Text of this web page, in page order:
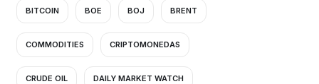
BITCOIN BOE BOJ BRENT
COMMODITIES CRIPTOMONEDAS
CRUDE OIL DAILY MARKET WATCH